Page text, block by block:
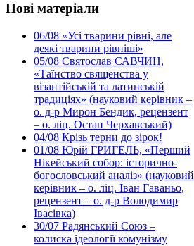
Нові матеріали
06/08 «Усі тварини рівні, але
деякі тварини рівніші»
05/08 Святослав САВЧИН,
«Таїнство священства у
візантійській та латинській
традиціях» (науковий керівник –
о. д-р Мирон Бендик, рецензент
– о. ліц. Остап Черхавський)
04/08 Крізь терни до зірок!
01/08 Юрій ГРИГЕЛЬ, «Перший
Нікейський собор: історично-
богословський аналіз» (науковий
керівник – о. ліц. Іван Гаваньо,
рецензент – о. д-р Володимир
Івасівка)
30/07 Радянський Союз –
колиска ідеології комунізму